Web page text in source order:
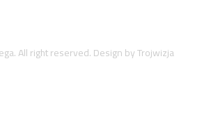
All right reserved. Design byTrojwizja